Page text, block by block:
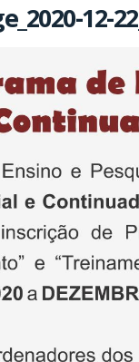
12-